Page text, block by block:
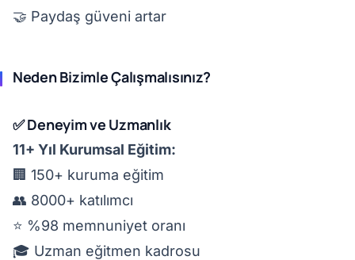
🤝 Paydaş güveni artar
Neden Bizimle Çalışmalısınız?
✅ Deneyim ve Uzmanlık
11+ Yıl Kurumsal Eğitim:
🏢 150+ kuruma eğitim
👥 8000+ katılımcı
⭐ %98 memnuniyet oranı
🎓 Uzman eğitmen kadrosu